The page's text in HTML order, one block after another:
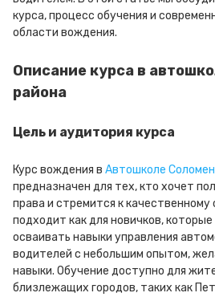
курса, процесс обучения и
области вождения.
Описание курса в
района
Цель и аудитория курса
Курс вождения в Автошколе
предназначен для тех, кто хочет
права и стремится к
подходит как для новичков,
осваивать навыки управления
водителей с небольшим опытом,
навыки. Обучение доступно для
близлежащих городов, таких как